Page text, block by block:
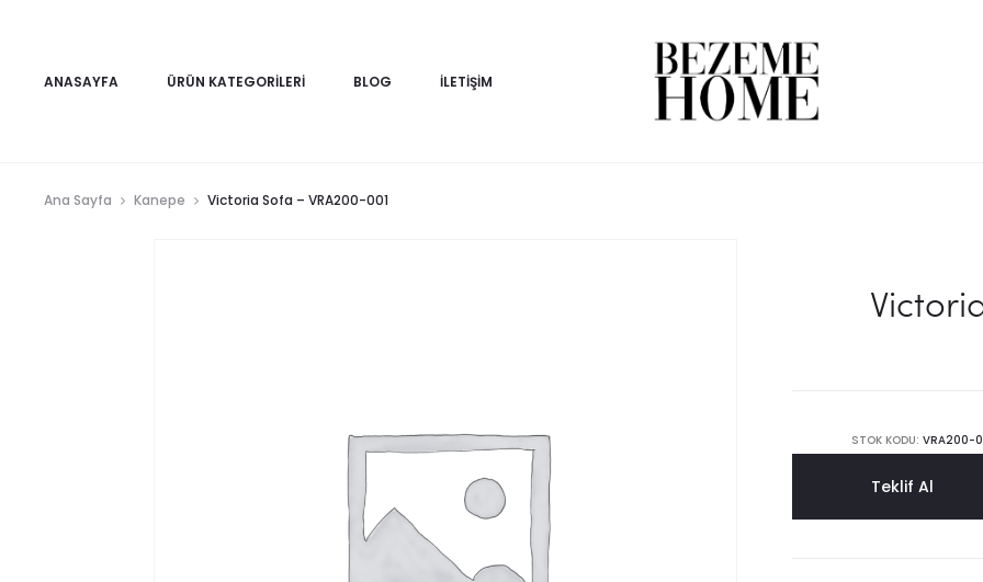
ANASAYFA ÜRÜN KATEGORILERI BLOG İLETIŞIM
Ana Sayfa Kanepe Victoria Sofa – VRA200-001
STOK KODU: VRA200-
Teklif Al